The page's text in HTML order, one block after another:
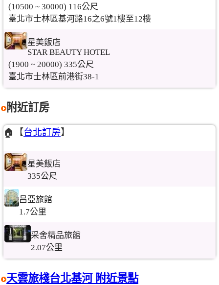
(10500 ~ 30000) 116公尺
臺北市士林區基河路16之6號1樓至12樓
星美飯店
STAR BEAUTY HOTEL
(1900 ~ 20000) 335公尺
臺北市士林區前港街38-1
附近訂房
🏠【台北訂房】
星美飯店
335公尺
昌亞旅館
1.7公里
采舍精品旅館
2.07公里
天雲旅棧台北基河 附近景點